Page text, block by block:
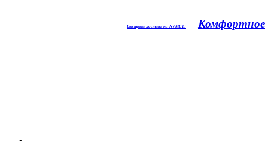
Быстрый хостинг на NVME1! Комфортное